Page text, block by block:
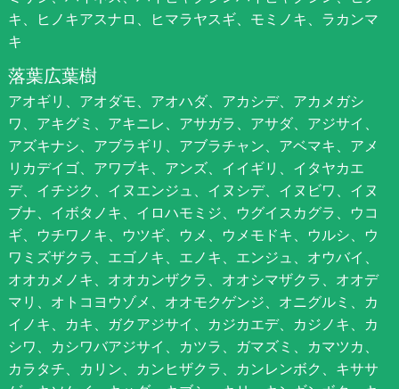
キ、ヒノキアスナロ、ヒマラヤスギ、モミノキ、ラカンマ
キ
落葉広葉樹
アオギリ、アオダモ、アオハダ、アカシデ、アカメガシ
ワ、アキグミ、アキニレ、アサガラ、アサダ、アジサイ、
アズキナシ、アブラギリ、アブラチャン、アベマキ、アメ
リカデイゴ、アワブキ、アンズ、イイギリ、イタヤカエ
デ、イチジク、イヌエンジュ、イヌシデ、イヌビワ、イヌ
ブナ、イボタノキ、イロハモミジ、ウグイスカグラ、ウコ
ギ、ウチワノキ、ウツギ、ウメ、ウメモドキ、ウルシ、ウ
ワミズザクラ、エゴノキ、エノキ、エンジュ、オウバイ、
オオカメノキ、オオカンザクラ、オオシマザクラ、オオデ
マリ、オトコヨウゾメ、オオモクゲンジ、オニグルミ、カ
イノキ、カキ、ガクアジサイ、カジカエデ、カジノキ、カ
シワ、カシワバアジサイ、カツラ、ガマズミ、カマツカ、
カラタチ、カリン、カンヒザクラ、カンレンボク、キササ